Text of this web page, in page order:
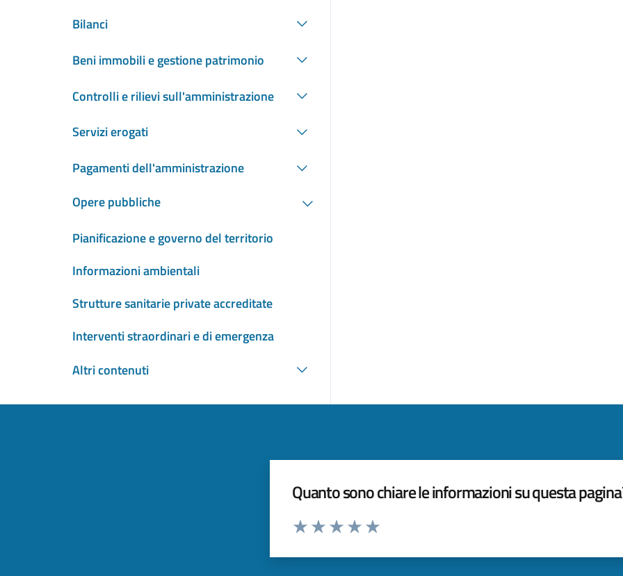
Bilanci
Beni immobili e gestione patrimonio
Controlli e rilievi sull'amministrazione
Servizi erogati
Pagamenti dell'amministrazione
Opere pubbliche
Pianificazione e governo del territorio
Informazioni ambientali
Strutture sanitarie private accreditate
Interventi straordinari e di emergenza
Altri contenuti
Quanto sono chiare le informazioni su questa
Valuta da 1 a 5 stelle la pagina